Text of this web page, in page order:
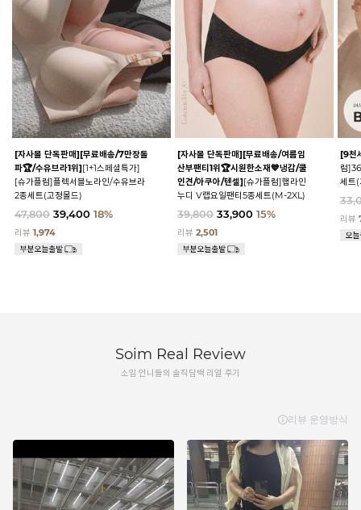
[자사몰 단독판매][무료배송/7만장돌
파🏆/수유브라1위][1+1스페셜특가]
[슈가플럼]플렉서블노라인/수유브라
2종세트(고정몰드)
47,800 39,400 18%
리뷰 1,974
[자사몰 단독판매][무료배송/여름임
산부팬티1위🏆시원한소재💙냉감/쿨
인견/아쿠아/텐셀][슈가플럼]햄라인
누디 V랩요일팬티5종세트(M-2XL)
39,800 33,900 15%
리뷰2,501
[9천
럼
세트
리뷰
Soim Real Review
소임 언니들의 솔직담백 리얼 후기